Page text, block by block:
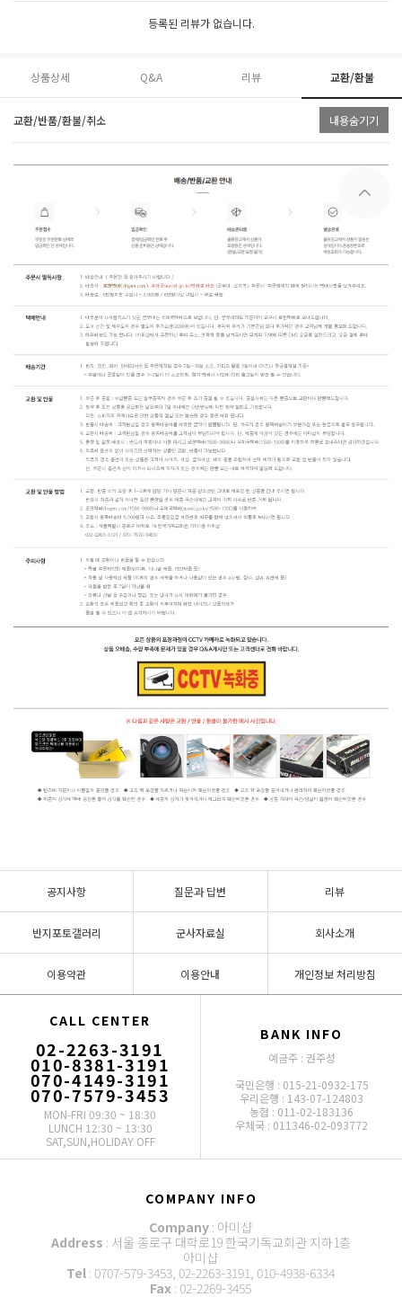
등록된 리뷰가 없습니다.
상품상세 Q&A 리뷰 교환/환불
교환/반품/환불/취소 내용숨기기
공지사항 질문과 답변 리뷰
반지포토갤러리 군사자료실 회사소개
이용약관 이용안내 개인정보 처리방침
CALL CENTER
02-2263-3191
010-8381-3191
070-4149-3191
070-7579-3453
MON-FRI 09:30 ~ 18:30
LUNCH 12:30 ~ 13:30
SAT,SUN,HOLIDAY OFF
BANK INFO
예금주 : 권주성
국민은행 : 015-21-0932-175
우리은행 : 143-07-124803
농협 : 011-02-183136
우체국 : 011346-02-093772
COMPANY INFO
Company : 아미샵
Address : 서울 종로구 대학로19 한국기독교회관 지하1층
아미샵
Tel : 0707-579-3453, 02-2263-3191, 010-4938-6334
Fax : 02-2269-3455